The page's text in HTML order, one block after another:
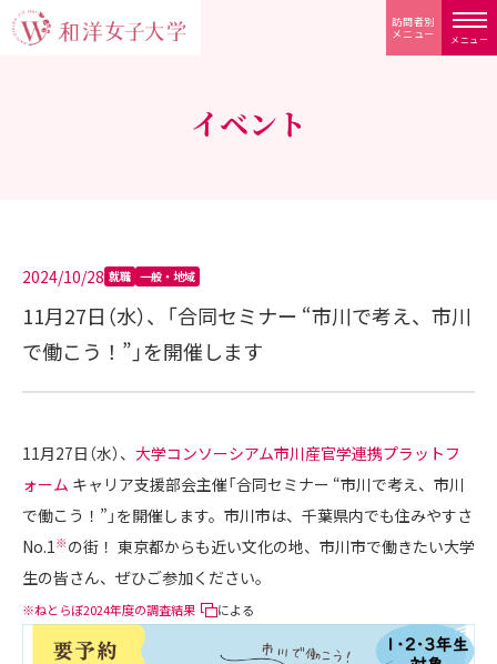
メニュー
訪問者別
メニュー
イベント
2024/10/28 就職 一般・地域
11月27日（水）、「合同セミナー “市川で考え、市川
で働こう！”」を開催します
11月27日（水）、 大学コンソーシアム市川産官学連携プラットフ
ォーム キャリア支援部会主催「合同セミナー “市川で考え、市川
で働こう！”」を開催します。市川市は、千葉県内でも住みやすさ
No.1※ の街！ 東京都からも近い文化の地、市川市で働きたい大学
生の皆さん、ぜひご参加ください。
※ねとらぼ2024年度の調査結果 による